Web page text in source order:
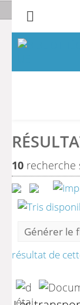
10 recherche
Générer le
résultat de